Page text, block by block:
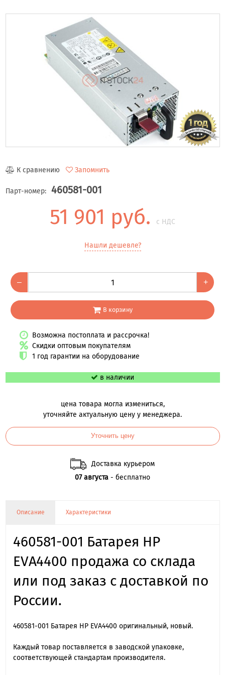
К сравнению Запомнить
Парт-номер: 460581-001
51 901 руб. с НДС
Нашли дешевле?
– +
В корзину
Возможна постоплата и рассрочка!
Скидки оптовым покупателям
1 год гарантии на оборудование
в наличии
цена товара могла измениться,
уточняйте актуальную цену у менеджера.
Уточнить цену
Доставка курьером
07 августа - бесплатно
Описание Характеристики
460581-001 Батарея HP
EVA4400 продажа со склада
или под заказ с доставкой по
России.
460581-001 Батарея HP EVA4400 оригинальный, новый.
Каждый товар поставляется в заводской упаковке,
соответствующей стандартам производителя.